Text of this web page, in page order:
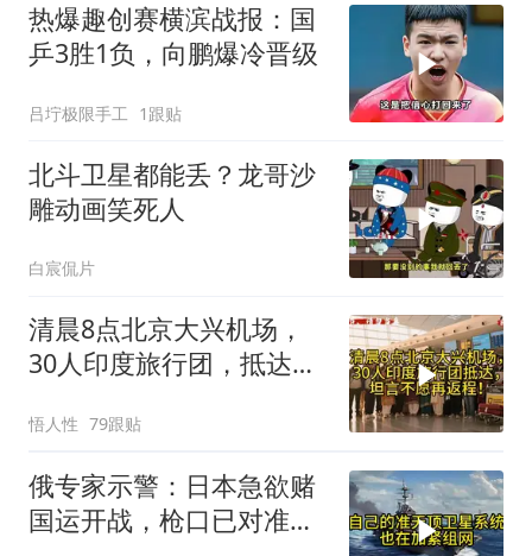
热爆趣创赛横滨战报：国
乒3胜1负，向鹏爆冷晋级
吕坾极限手工 1跟贴
北斗卫星都能丢？龙哥沙
雕动画笑死人
白宸侃片
清晨8点北京大兴机场，
30人印度旅行团，抵达，
悟人性 79跟贴
俄专家示警：日本急欲赌
国运开战，枪口已对准中